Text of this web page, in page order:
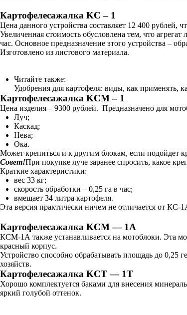
Картофелесажалка KC – 1
Цена данного устройства составляет 12 400
Увеличенная стоимость обусловлена тем, что
час. Основное предназначение этого устройства –
Изготовлено из листового материала.
Читайте также:
Удобрения для картофеля: виды, как применять,
Картофелесажалка KCM – 1
Цена изделия – 9300 рублей. Предназначено для
Луч;
Каскад;
Нева;
Ока.
Может крепиться и к другим блокам, если подойдет
Совет!При покупке луче заранее спросить, какое
Краткие характеристики:
вес 33 кг;
скорость обработки – 0,25 га в час;
вмещает 34 литра картофеля.
Эта версия практически ничем не отличается от КС-
Картофелесажалка KCM — 1А
КСМ-1А также устанавливается на мотоблоки. Эта
красный корпус.
Устройство способно обрабатывать площадь до 0,25
хозяйств.
Картофелесажалка KCT — 1T
Хорошо комплектуется баками для внесения
яркий голубой оттенок.